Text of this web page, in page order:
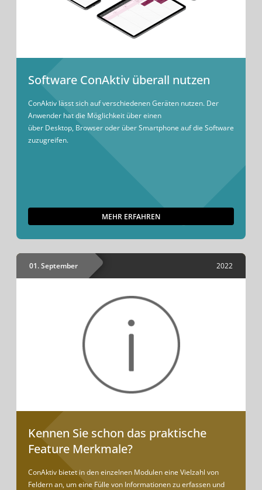
Software ConAktiv überall nutzen
ConAktiv lässt sich auf verschiedenen Geräten nutzen. Der
Anwender hat die Möglichkeit über einen
über Desktop, Browser oder über Smartphone auf die Software
zuzugreifen.
MEHR ERFAHREN
01. September 2022
Kennen Sie schon das praktische
Feature Merkmale?
ConAktiv bietet in den einzelnen Modulen eine Vielzahl von
Feldern an, um eine Fülle von Informationen zu erfassen und